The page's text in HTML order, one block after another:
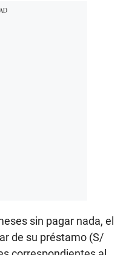
sin pagar nada, el
de su préstamo (S/